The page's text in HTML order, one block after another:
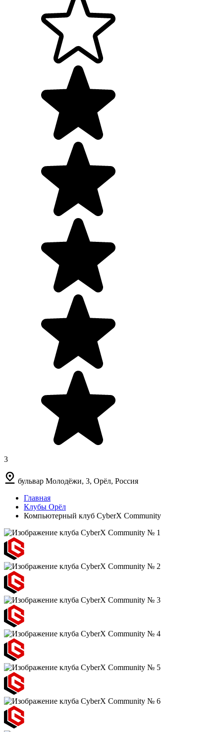
3
бульвар Молодёжи, 3, Орёл, Россия
Главная
Клубы Орёл
Компьютерный клуб CyberX Community